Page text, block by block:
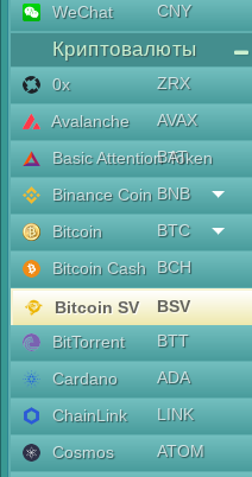
WeChat
CNY
Криптовалюты
0x
ZRX
Avalanche
AVAX
Basic Attention Token
BAT
Binance Coin BNB
Bitcoin
BTC
Bitcoin Cash
BCH
Bitcoin SV
BSV
BitTorrent
BTT
Cardano
ADA
ChainLink
LINK
Cosmos
ATOM